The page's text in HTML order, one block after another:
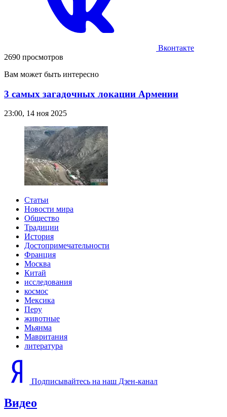
Вконтакте
2690 просмотров
Вам может быть интересно
3 самых загадочных локации Армении
23:00, 14 ноя 2025
Статьи
Новости мира
Общество
Традиции
История
Достопримечательности
Франция
Москва
Китай
исследования
космос
Мексика
Перу
животные
Мьянма
Мавритания
литература
Подписывайтесь на наш Дзен-канал
Видео